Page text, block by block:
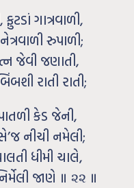
ગાત્રવાળી,
રુપાળી;
જેવી જણાતી,
રાતી રાતી;
કેડ જેની,
નીચી નમેલી;
ધીમી ચાલે,
જાણે ॥ ૨૨ ॥